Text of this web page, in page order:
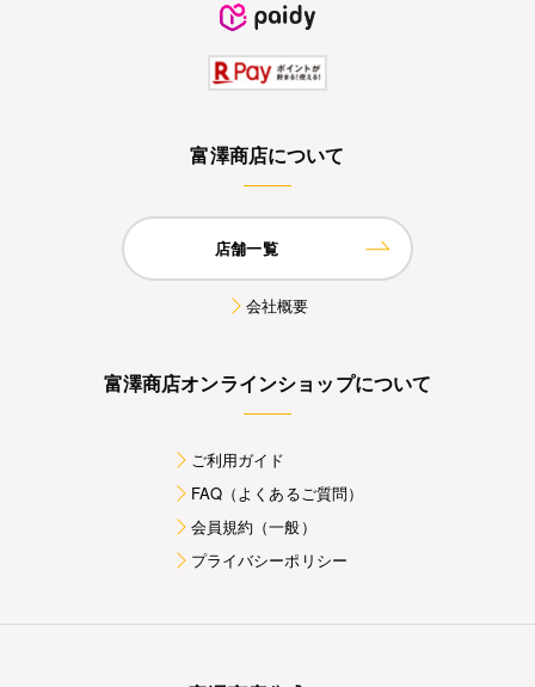
富澤商店について
店舗一覧
会社概要
富澤商店オンラインショップについて
ご利用ガイド
FAQ（よくあるご質問）
会員規約（一般）
プライバシーポリシー